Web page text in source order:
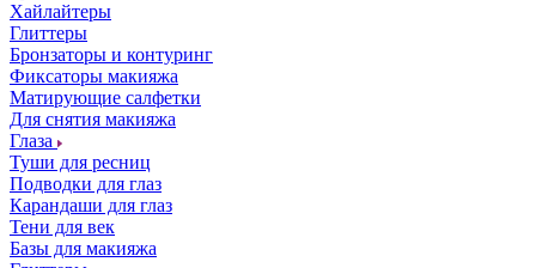
Хайлайтеры
Глиттеры
Бронзаторы и контуринг
Фиксаторы макияжа
Матирующие салфетки
Для снятия макияжа
Глаза
Туши для ресниц
Подводки для глаз
Карандаши для глаз
Тени для век
Базы для макияжа